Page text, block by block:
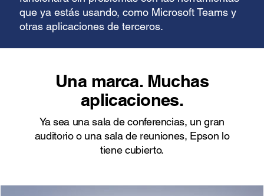
que ya estás usando, como Microsoft Teams y
otras aplicaciones de terceros.
Una marca. Muchas
aplicaciones.
Ya sea una sala de conferencias, un gran
auditorio o una sala de reuniones, Epson lo
tiene cubierto.